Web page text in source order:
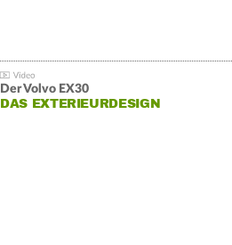
Der Volvo EX30
DAS EXTERIEURDESIGN